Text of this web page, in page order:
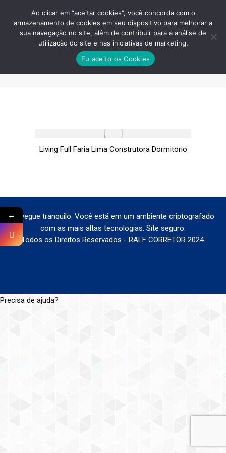
LIVING FULL FARIA LIMA
CONSTRUTORA DORMITORIO
Living Full Faria Lima Construtora Dormitorio
Navegue tranquilo. Você está em um ambiente criptografado
com as mais altas tecnologias. Site seguro.
Todos os Direitos Reservados - RALF CORRETOR 2024.
Precisa de ajuda?
←
Ao clicar em “aceitar cookies”, você concorda com o
armazenamento de cookies em seu dispositivo para melhorar a
sua navegação no site, além de contribuir para a análise de
utilização do site e nas iniciativas de marketing.
Eu aceito os Cookies